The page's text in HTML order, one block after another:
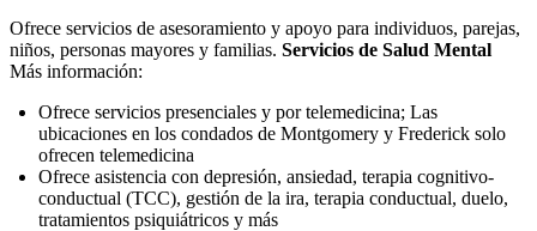
Ofrece servicios de asesoramiento y apoyo para individuos, parejas,
niños, personas mayores y familias. Servicios de Salud Mental
Más información:
Ofrece servicios presenciales y por telemedicina; Las
ubicaciones en los condados de Montgomery y Frederick solo
ofrecen telemedicina
Ofrece asistencia con depresión, ansiedad, terapia cognitivo-
conductual (TCC), gestión de la ira, terapia conductual, duelo,
tratamientos psiquiátricos y más